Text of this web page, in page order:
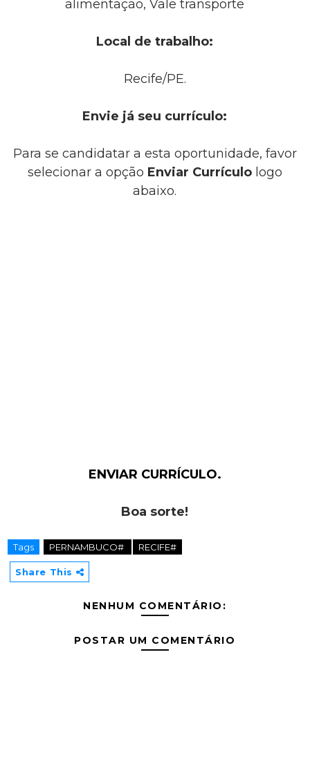
alimentação, Vale transporte
Local de trabalho:
Recife/PE.
Envie já seu currículo:
Para se candidatar a esta oportunidade, favor
selecionar a opção Enviar Currículologo
abaixo.
ENVIAR CURRÍCULO.
Boa sorte!
Tags PERNAMBUCO# RECIFE#
Share This
NENHUM COMENTÁRIO:
POSTAR UM COMENTÁRIO